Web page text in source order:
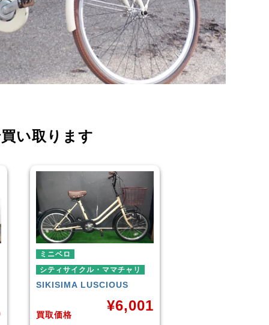
い取ります
シティサイクル・ママチャリ
ダイワサイクルFIORE
買取価格
¥8,100